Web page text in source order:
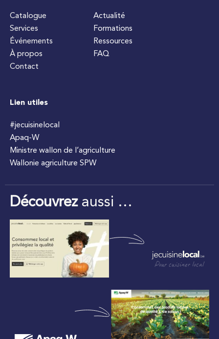
Catalogue
Services
Événements
À propos
Contact
Actualité
Formations
Ressources
FAQ
Lien utiles
#jecuisinelocal
Apaq-W
Ministre wallon de l’agriculture
Wallonie agriculture SPW
Découvrezaussi …
Pour cuisiner local